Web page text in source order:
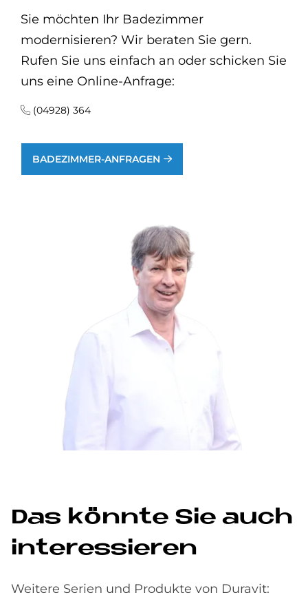
Sie möchten Ihr Badezimmer
modernisieren? Wir beraten Sie gern.
Rufen Sie uns einfach an oder schicken Sie
uns eine Online-Anfrage:
(04928) 364
BADEZIMMER-ANFRAGEN
Das könn­te Sie auch
in­ter­es­sie­ren
Weitere Serien und Produkte von Duravit: